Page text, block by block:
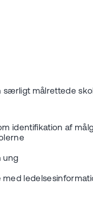
målrettede
identifikation af
ung
med